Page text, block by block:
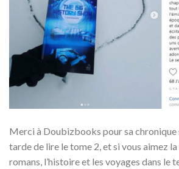
Merci à Doubizbooks pour sa chronique
tarde de lire le tome 2, et si vous aimez
romans, l’histoire et les voyages dans le